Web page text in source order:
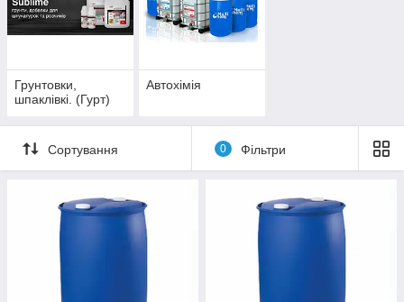
Грунтовки,
шпаклівкі. (Гурт)
Автохімія
Сортування 0 Фільтри